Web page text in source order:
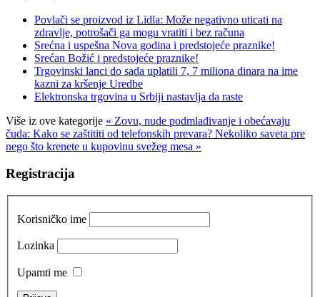
Povlači se proizvod iz Lidla: Može negativno uticati na
zdravlje, potrošači ga mogu vratiti i bez računa
Srećna i uspešna Nova godina i predstojeće praznike!
Srećan Božić i predstojeće praznike!
Trgovinski lanci do sada uplatili 7, 7 miliona dinara na ime
kazni za kršenje Uredbe
Elektronska trgovina u Srbiji nastavlja da raste
Više iz ove kategorije « Zovu, nude podmlađivanje i obećavaju
čuda: Kako se zaštititi od telefonskih prevara? Nekoliko saveta pre
nego što krenete u kupovinu svežeg mesa »
Registracija
Korisničko ime
Lozinka
Upamti me